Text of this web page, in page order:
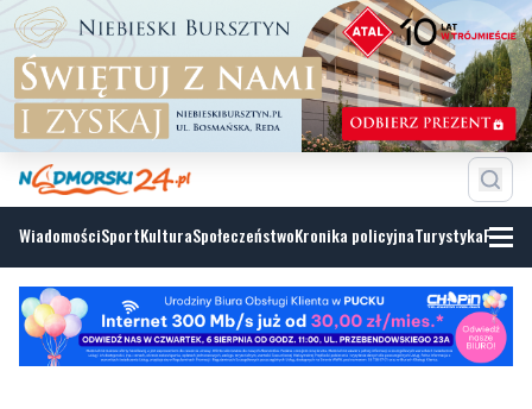
WiadomościSportKulturaSpołeczeństwoKronika policyjnaTurystyka